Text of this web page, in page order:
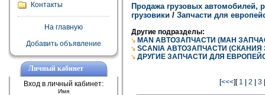
Контакты
На главную
Добавить объявление
Личный кабинет
Вход в личный кабинет:
Имя
Продажа грузовых автомобилей,
грузовики / Запчасти для
Другие подразделы:
MAN АВТОЗАПЧАСТИ (МАН
SCANIA АВТОЗАПЧАСТИ
ДРУГИЕ ЗАПЧАСТИ ДЛЯ
[<<<][ 1 2 3